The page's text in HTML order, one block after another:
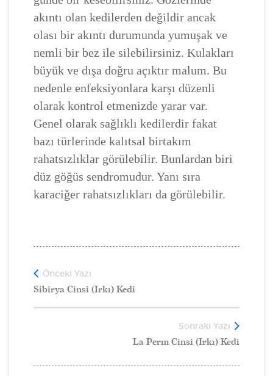
akıntı olan kedilerden değildir ancak
olası bir akıntı durumunda yumuşak ve
nemli bir bez ile silebilirsiniz. Kulakları
büyük ve dışa doğru açıktır malum. Bu
nedenle enfeksiyonlara karşı düzenli
olarak kontrol etmenizde yarar var.
Genel olarak sağlıklı kedilerdir fakat
bazı türlerinde kalıtsal birtakım
rahatsızlıklar görülebilir. Bunlardan biri
düz göğüs sendromudur. Yanı sıra
karaciğer rahatsızlıkları da görülebilir.
Önceki Yazı
Sibirya Cinsi (Irkı) Kedi
Sonraki Yazı
La Perm Cinsi (Irkı) Kedi